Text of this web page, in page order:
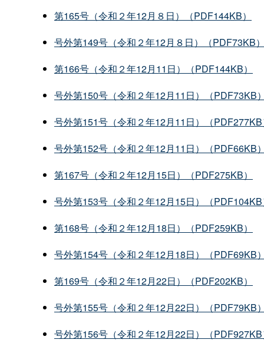
第165号（令和２年12月８日）（PDF144KB）
号外第149号（令和２年12月８日）（PDF73KB）
第166号（令和２年12月11日）（PDF144KB）
号外第150号（令和２年12月11日）（PDF73KB）
号外第151号（令和２年12月11日）（PDF277KB
号外第152号（令和２年12月11日）（PDF66KB）
第167号（令和２年12月15日）（PDF275KB）
号外第153号（令和２年12月15日）（PDF104KB
第168号（令和２年12月18日）（PDF259KB）
号外第154号（令和２年12月18日）（PDF69KB）
第169号（令和２年12月22日）（PDF202KB）
号外第155号（令和２年12月22日）（PDF79KB）
号外第156号（令和２年12月22日）（PDF927KB